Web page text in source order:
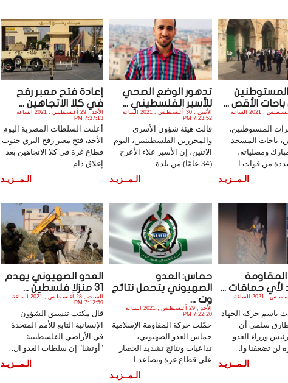
الأقص ...
الأثنين , 30 أغـسـطـس , 2021 الساعة
المستوطنين،
باحات المسجد
ومصلياته،
من قوات ا. .
الـمــزيـد
تدهور الوضع الصحي
للأسير الفلسطيني ...
الأثنين , 30 أغـسـطـس , 2021 الساعة
7:23:52 PM
قالت هيئة شؤون الأسرى
والمحررين الفلسطينيين، اليوم
الاثنين، إن الأسير علاء الأعرج
(34 عامًا) من بلدة. .
الـمــزيـد
إعادة فتح معبر رفح
في كلا الاتجاهين ...
الأحد , 29 أغـسـطـس , 2021 الساعة
7:37:13 PM
أعلنت السلطات المصرية اليوم
الأحد، فتح معبر رفح البري جنوب
قطاع غزة في كلا الاتجاهين بعد
إغلاق دام . .
الـمــزيـد
لأي حماقات ...
الأحد , 29 أغـسـطـس , 2021 الساعة
باسم حركة الجهاد
طارق سلمي أن
وزراء العدو
لن تضعفنا وا. .
الـمــزيـد
حماس: العدو
الصهيوني يتحمل نتائج
وت ...
الأحد , 29 أغـسـطـس , 2021 الساعة
7:22:20 PM
حمّلت حركة المقاومة الإسلامية
حماس العدو الصهيوني،
تداعيات ونتائج تشديد الحصار
على قطاع غزة وتصاعد ا. .
الـمــزيـد
العدو الصهيوني يهدم
31 منزلا فلسطين ...
السبت , 28 أغـسـطـس , 2021 الساعة
7:12:59 PM
قال مكتب تنسيق الشؤون
الإنسانية التابع للأمم المتحدة
في الأراضي الفلسطينية
"أوتشا" إن سلطات العدو ال. .
الـمــزيـد